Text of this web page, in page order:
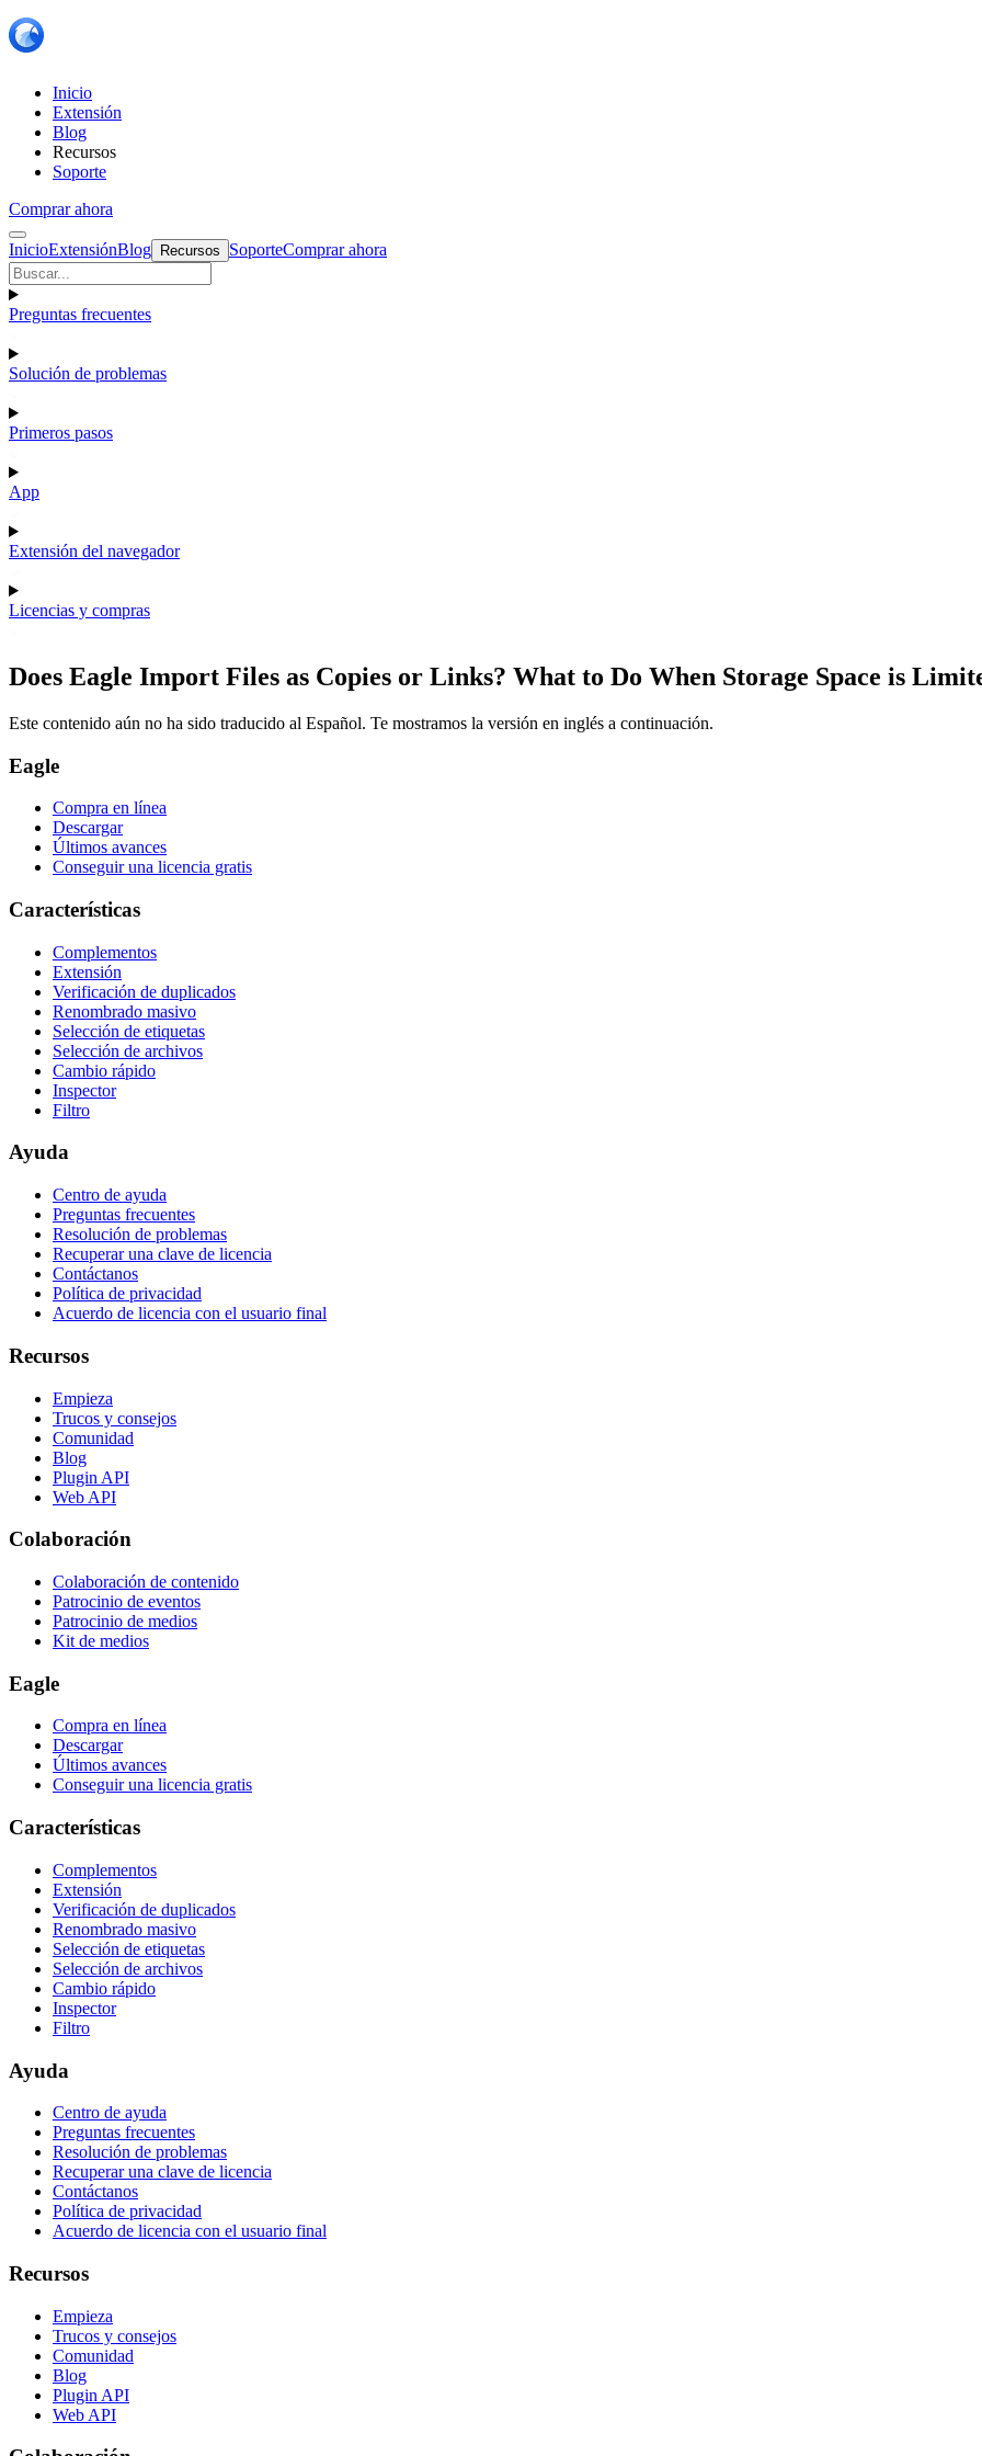
Inicio
Extensión
Blog
Recursos
Soporte
Comprar ahora
InicioExtensiónBlog Recursos SoporteComprar ahora
Preguntas frecuentes
Solución de problemas
Primeros pasos
App
Extensión del navegador
Licencias y compras
Does Eagle Import Files as Copies or Links? What to Do When Storage Space is
Este contenido aún no ha sido traducido al Español. Te mostramos la versión en inglés a continuación.
Eagle
Compra en línea
Descargar
Últimos avances
Conseguir una licencia gratis
Características
Complementos
Extensión
Verificación de duplicados
Renombrado masivo
Selección de etiquetas
Selección de archivos
Cambio rápido
Inspector
Filtro
Ayuda
Centro de ayuda
Preguntas frecuentes
Resolución de problemas
Recuperar una clave de licencia
Contáctanos
Política de privacidad
Acuerdo de licencia con el usuario final
Recursos
Empieza
Trucos y consejos
Comunidad
Blog
Plugin API
Web API
Colaboración
Colaboración de contenido
Patrocinio de eventos
Patrocinio de medios
Kit de medios
Eagle
Compra en línea
Descargar
Últimos avances
Conseguir una licencia gratis
Características
Complementos
Extensión
Verificación de duplicados
Renombrado masivo
Selección de etiquetas
Selección de archivos
Cambio rápido
Inspector
Filtro
Ayuda
Centro de ayuda
Preguntas frecuentes
Resolución de problemas
Recuperar una clave de licencia
Contáctanos
Política de privacidad
Acuerdo de licencia con el usuario final
Recursos
Empieza
Trucos y consejos
Comunidad
Blog
Plugin API
Web API